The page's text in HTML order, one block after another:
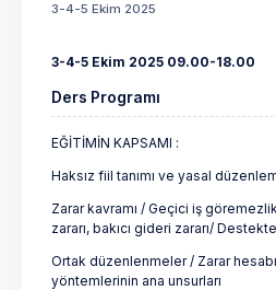
3-4-5 Ekim 2025
3-4-5 Ekim 2025 09.00-18.00
Ders Programı
EĞİTİMİN KAPSAMI :
Haksız fiil tanımı ve yasal
Zarar kavramı / Geçici iş
zararı, bakıcı gideri zararı/
Ortak düzenlenmeler / Zarar
yöntemlerinin ana unsurları